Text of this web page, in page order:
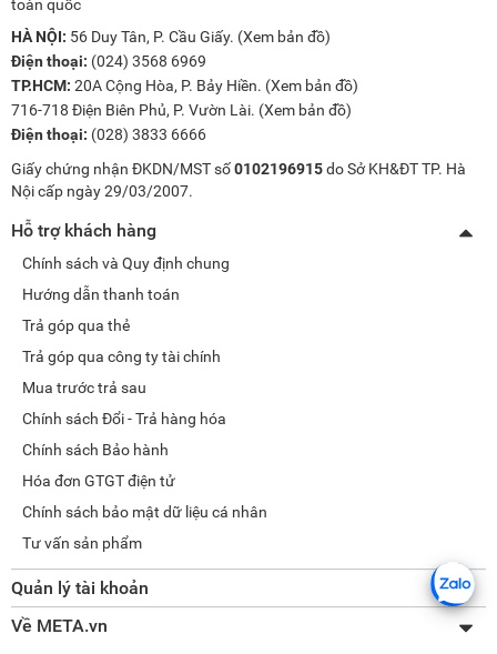
toàn quốc
HÀ NỘI: 56 Duy Tân, P. Cầu Giấy. (Xem bản đồ)
Điện thoại: (024) 3568 6969
TP.HCM: 20A Cộng Hòa, P. Bảy Hiền. (Xem bản đồ)
716-718 Điện Biên Phủ, P. Vườn Lài. (Xem bản đồ)
Điện thoại: (028) 3833 6666
Giấy chứng nhận ĐKDN/MST số0102196915do Sở KH&ĐT TP. Hà
Nội cấp ngày 29/03/2007.
Hỗ trợ khách hàng
Chính sách và Quy định chung
Hướng dẫn thanh toán
Trả góp qua thẻ
Trả góp qua công ty tài chính
Mua trước trả sau
Chính sách Đổi - Trả hàng hóa
Chính sách Bảo hành
Hóa đơn GTGT điện tử
Chính sách bảo mật dữ liệu cá nhân
Tư vấn sản phẩm
Quản lý tài khoản
Thay đổi thông tin
Về META.vn